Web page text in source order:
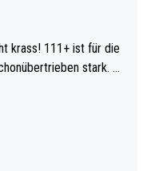
ist für die
stark. U